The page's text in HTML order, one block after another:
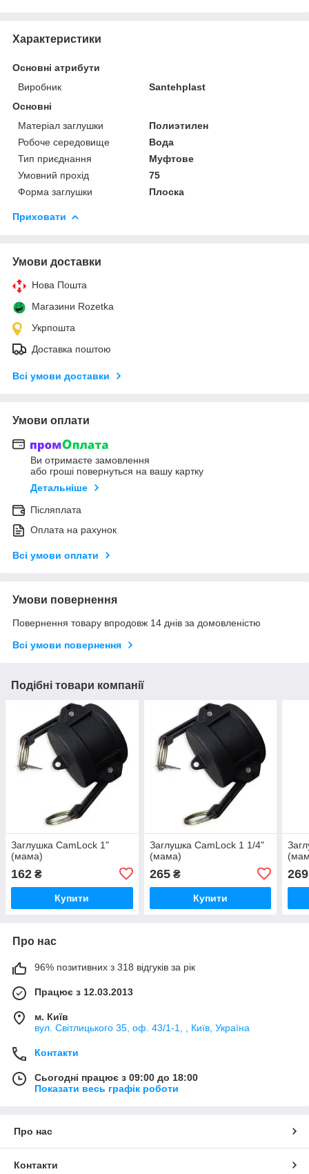
Характеристики
Основні атрибути
Виробник
Santehplast
Основні
Матеріал заглушки
Полиэтилен
Робоче середовище
Вода
Тип приєднання
Муфтове
Умовний прохід
75
Форма заглушки
Плоска
Приховати
Умови доставки
Нова Пошта
Магазини Rozetka
Укрпошта
Доставка поштою
Всі умови доставки
Умови оплати
Ви отримаєте замовлення
або гроші повернуться на вашу картку
Детальніше
Післяплата
Оплата на рахунок
Всі умови оплати
Умови повернення
Повернення товару впродовж 14 днів за домовленістю
Всі умови повернення
Подібні товари компанії
Заглушка CamLock 1"
(мама)
162 ₴
Купити
Заглушка CamLock 1 1/4"
(мама)
265₴
Купити
269
Про нас
96% позитивних з 318 відгуків за рік
Працює з 12.03.2013
м. Київ
вул. Світлицького 35, оф. 43/1-1, , Київ, Україна
Контакти
Сьогодні працює з 09:00 до 18:00
Показати весь графік роботи
Про нас
Контакти